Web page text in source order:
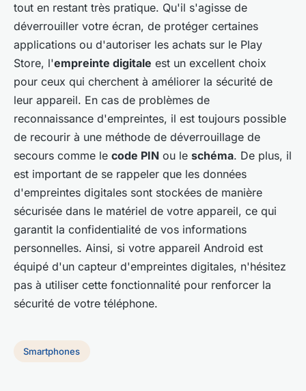
tout en restant très pratique. Qu'il s'agisse de
déverrouiller votre écran, de protéger certaines
applications ou d'autoriser les achats sur le Play
Store, l'empreinte digitale est un excellent choix
pour ceux qui cherchent à améliorer la sécurité de
leur appareil. En cas de problèmes de
reconnaissance d'empreintes, il est toujours possible
de recourir à une méthode de déverrouillage de
secours comme le code PIN ou le schéma. De plus, il
est important de se rappeler que les données
d'empreintes digitales sont stockées de manière
sécurisée dans le matériel de votre appareil, ce qui
garantit la confidentialité de vos informations
personnelles. Ainsi, si votre appareil Android est
équipé d'un capteur d'empreintes digitales, n'hésitez
pas à utiliser cette fonctionnalité pour renforcer la
sécurité de votre téléphone.
Smartphones